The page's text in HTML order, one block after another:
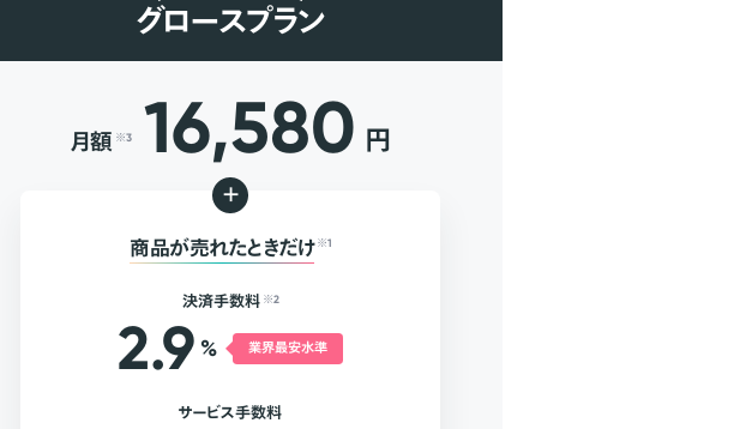
グロースプラン
月額 ※3 16,580 円
+
商品が売れたときだけ ※1
決済手数料 ※2
2.9 % 業界最安水準
サービス手数料